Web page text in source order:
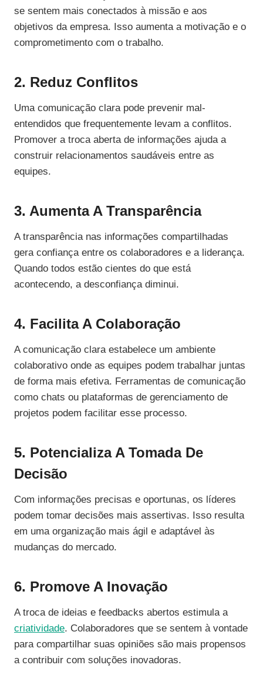
se sentem mais conectados à missão e aos
objetivos da empresa. Isso aumenta a motivação e o
comprometimento com o trabalho.
2. Reduz Conflitos
Uma comunicação clara pode prevenir mal-
entendidos que frequentemente levam a conflitos.
Promover a troca aberta de informações ajuda a
construir relacionamentos saudáveis entre as
equipes.
3. Aumenta A Transparência
A transparência nas informações compartilhadas
gera confiança entre os colaboradores e a liderança.
Quando todos estão cientes do que está
acontecendo, a desconfiança diminui.
4. Facilita A Colaboração
A comunicação clara estabelece um ambiente
colaborativo onde as equipes podem trabalhar juntas
de forma mais efetiva. Ferramentas de comunicação
como chats ou plataformas de gerenciamento de
projetos podem facilitar esse processo.
5. Potencializa A Tomada De
Decisão
Com informações precisas e oportunas, os líderes
podem tomar decisões mais assertivas. Isso resulta
em uma organização mais ágil e adaptável às
mudanças do mercado.
6. Promove A Inovação
A troca de ideias e feedbacks abertos estimula a
criatividade. Colaboradores que se sentem à vontade
para compartilhar suas opiniões são mais propensos
a contribuir com soluções inovadoras.